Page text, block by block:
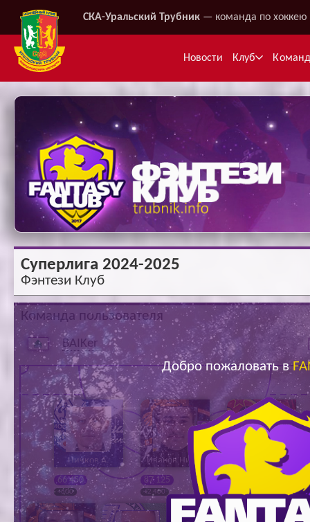
СКА-Уральский Трубник — команда по хоккею
Новости Клуб
Суперлига 2024-2025
Фэнтези Клуб
Добро пожаловать в
Команда пользователя
BAIKer
Ничков А.
66 450
+600
Иванов Ники.
87 125
+2 400
Каланчин В.
58 600
+1 600